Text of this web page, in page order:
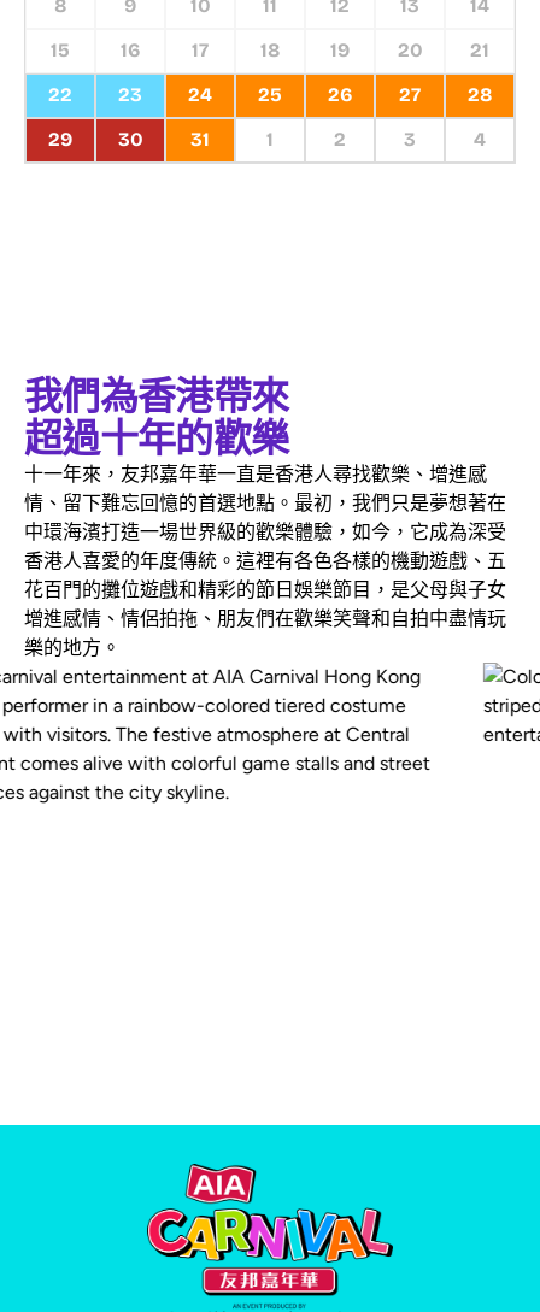
8
9 10 11 12 13
14
15
16 17 18 19 20
21
22
23 24 25 26 27
28
29
30 31 1 2 3 4
我們為香港帶來
超過十年的歡樂
十一年來，友邦嘉年華一直是香港人尋找歡樂、增進感
情、留下難忘回憶的首選地點。最初，我們只是夢想著在
中環海濱打造一場世界級的歡樂體驗，如今，它成為深受
香港人喜愛的年度傳統。這裡有各色各樣的機動遊戲、五
花百門的攤位遊戲和精彩的節日娛樂節目，是父母與子女
增進感情、情侶拍拖、朋友們在歡樂笑聲和自拍中盡情玩
樂的地方。